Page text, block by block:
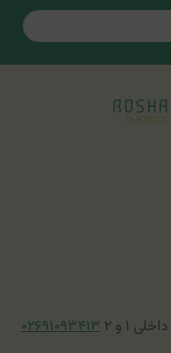
داخلی ۱ و ۲ ۰۲۶۹۱۰۹۳۴۱۳